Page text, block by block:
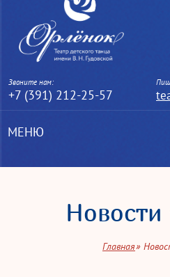
Звоните нам:
+7 (391) 212-25-57
МЕНЮ
Новости
Главная